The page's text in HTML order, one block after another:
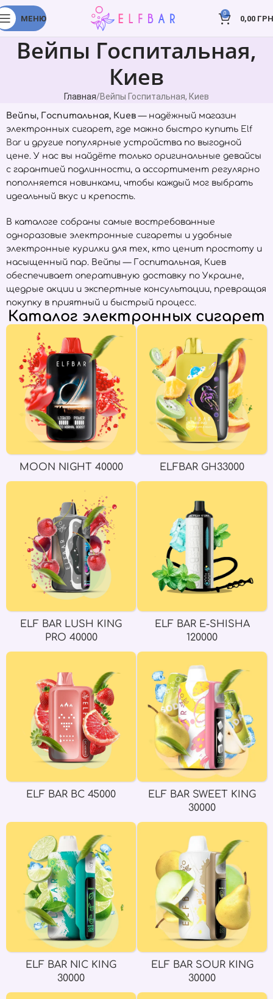
МЕНЮ
0
0,00
Вейпы Госпитальная,
Киев
Главная Вейпы Госпитальная, Киев
Вейпы, Госпитальная, Киев — надёжный магазин
электронных сигарет, где можно быстро купить Elf
Bar и другие популярные устройства по выгодной
цене. У нас вы найдёте только оригинальные девайсы
с гарантией подлинности, а ассортимент регулярно
пополняется новинками, чтобы каждый мог выбрать
идеальный вкус и крепость.
В каталоге собраны самые востребованные
одноразовые электронные сигареты и удобные
электронные курилки для тех, кто ценит простоту и
насыщенный пар. Вейпы — Госпитальная, Киев
обеспечивает оперативную доставку по Украине,
щедрые акции и экспертные консультации, превращая
покупку в приятный и быстрый процесс.
Каталог электронных сигарет
MOON NIGHT 40000 ELFBAR GH33000
ELF BAR LUSH KING
PRO 40000
ELF BAR E-SHISHA
120000
ELF BAR BC 45000
ELF BAR SWEET KING
30000
ELF BAR NIC KING
30000
ELF BAR SOUR KING
30000